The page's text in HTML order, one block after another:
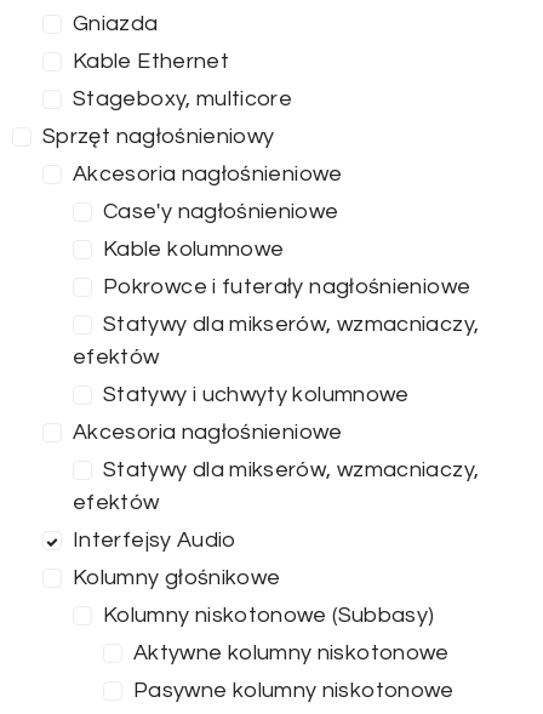
Gniazda
Kable Ethernet
Stageboxy, multicore
Sprzęt nagłośnieniowy
Akcesoria nagłośnieniowe
Case'y nagłośnieniowe
Kable kolumnowe
Pokrowce i futerały nagłośnieniowe
Statywy dla mikserów, wzmacniaczy,
efektów
Statywy i uchwyty kolumnowe
Akcesoria nagłośnieniowe
Statywy dla mikserów, wzmacniaczy,
efektów
Interfejsy Audio
Kolumny głośnikowe
Kolumny niskotonowe (Subbasy)
Aktywne kolumny niskotonowe
Pasywne kolumny niskotonowe